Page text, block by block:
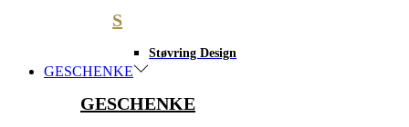
S
Støvring Design
GESCHENKE
GESCHENKE